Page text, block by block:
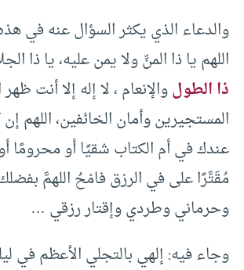
والدعاء الذي يكثر السؤال عنه في
اللهم يا ذا المنِّ ولا يمن عليه، يا ذا
ذا الطولوالإنعام ، لا إله إلا أنت
المستجيرين وأمان الخائفين، اللهم
عندك في أم الكتاب شقيًا أو محرومًا
مُقَتَّرًا على في الرزق فامْحُ اللهمَّ
وحرماني وطردي وإقتار رزقي …
وجاء فيه: إلهي بالتجلي الأعظم في